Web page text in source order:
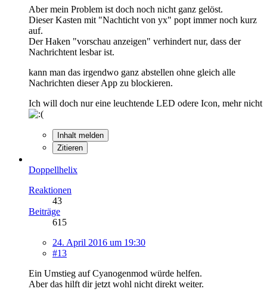
Aber mein Problem ist doch noch nicht ganz gelöst.
Dieser Kasten mit "Nachticht von yx" popt immer noch kurz
auf.
Der Haken "vorschau anzeigen" verhindert nur, dass der
Nachrichtent lesbar ist.
kann man das irgendwo ganz abstellen ohne gleich alle
Nachrichten dieser App zu blockieren.
Ich will doch nur eine leuchtende LED odere Icon, mehr nicht
Inhalt melden
Zitieren
Doppellhelix
Reaktionen
43
Beiträge
615
24. April 2016 um 19:30
#13
Ein Umstieg auf Cyanogenmod würde helfen.
Aber das hilft dir jetzt wohl nicht direkt weiter.